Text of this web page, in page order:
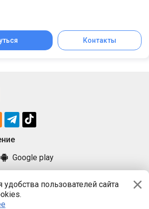
пользователей сайта
Контакты
Google play